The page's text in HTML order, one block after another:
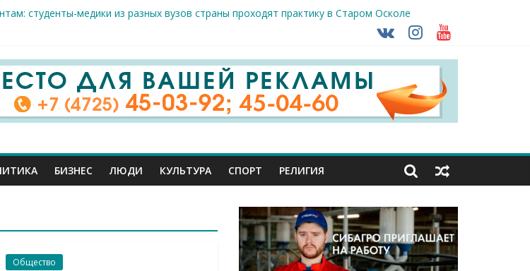
студенты-медики из разных вузов страны проходят практику в Старом Осколе
83-ю годовщину освобождения от немецко-фашистских захватчиков
БИЗНЕС ЛЮДИ КУЛЬТУРА СПОРТ РЕЛИГИЯ
Общество